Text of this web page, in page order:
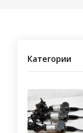
Категории